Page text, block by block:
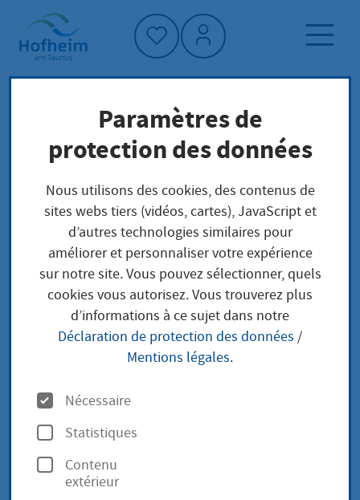
Accueil"
Page d'accueil Contact
Contact bibliothèque municipale
Contact bibliothèque
municipale
Kontakt zur Stadtbücherei
Absenderangaben
Paramètres de
protection des données
Nous utilisons des cookies, des contenus de
sites webs tiers (vidéos, cartes), JavaScript et
d’autres technologies similaires pour
améliorer et personnaliser votre expérience
sur notre site. Vous pouvez sélectionner, quels
cookies vous autorisez. Vous trouverez plus
d’informations à ce sujet dans notre
Déclaration de protection des données /
Mentions légales.
O
p
t
i
Nécessaire
Statistiques
Contenu
extérieur